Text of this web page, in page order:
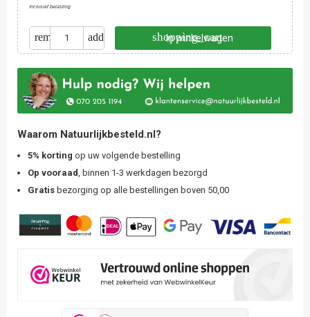
Inclusief belasting
remove add shopping_cart
In winkelwagen
Waarom Natuurlijkbesteld.nl?
5% korting op uw volgende bestelling
Op vooraad
, binnen 1-3 werkdagen bezorgd
Gratis bezorging op alle bestellingen boven 50,00